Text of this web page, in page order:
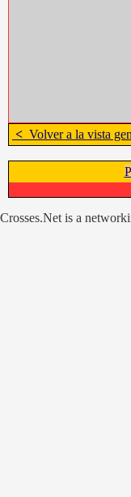
< Volver a la vista
Crosses.Net is a